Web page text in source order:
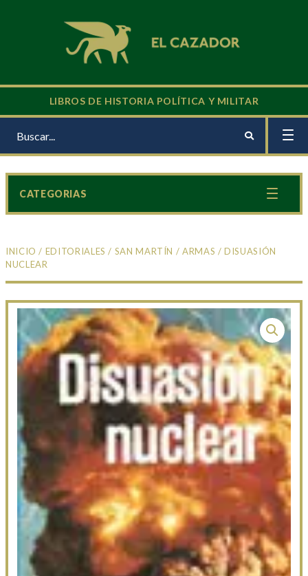
LIBROS DE HISTORIA POLÍTICA Y MILITAR
INICIO / EDITORIALES / SAN MARTÍN /ARMAS / DISUASIÓN
NUCLEAR
CATEGORIAS